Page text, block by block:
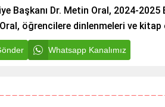
Başkanı Dr. Metin Oral, 2024-
öğrencilere dinlenmeleri ve
Whatsapp Kanalımız